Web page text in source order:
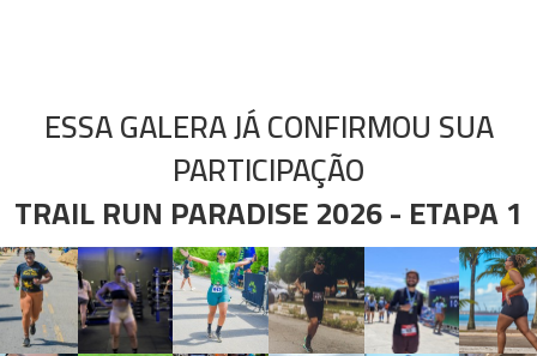
ESSA GALERA JÁ CONFIRMOU SUA
PARTICIPAÇÃO
TRAIL RUN PARADISE 2026 - ETAPA 1